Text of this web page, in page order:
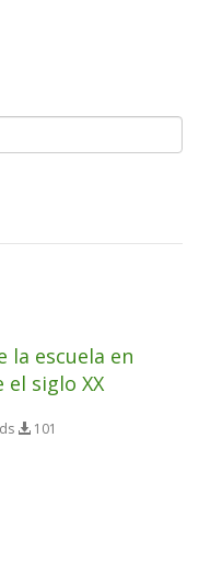
la escuela en
siglo XX
101